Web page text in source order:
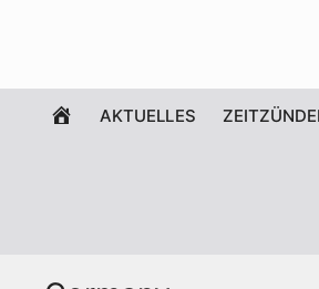
WILLKOMMEN
AKTUELLES